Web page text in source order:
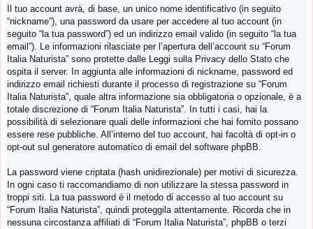
Il tuo account avrà, di base, un unico nome identificativo (in seguito
“nickname”), una password da usare per accedere al tuo account (in
seguito “la tua password”) ed un indirizzo email valido (in seguito “la tua
email”). Le informazioni rilasciate per l’apertura dell’account su “Forum
Italia Naturista” sono protette dalle Leggi sulla Privacy dello Stato che
ospita il server. In aggiunta alle informazioni di nickname, password ed
indirizzo email richiesti durante il processo di registrazione su “Forum
Italia Naturista”, quale altra informazione sia obbligatoria o opzionale, è a
totale discrezione di “Forum Italia Naturista”. In tutti i casi, hai la
possibilità di selezionare quali delle informazioni che hai fornito possano
essere rese pubbliche. All’interno del tuo account, hai facoltà di opt-in o
opt-out sul generatore automatico di email del software phpBB.
La password viene criptata (hash unidirezionale) per motivi di sicurezza.
In ogni caso ti raccomandiamo di non utilizzare la stessa password in
troppi siti. La tua password è il metodo di accesso al tuo account su
“Forum Italia Naturista”, quindi proteggila attentamente. Ricorda che in
nessuna circostanza affiliati di “Forum Italia Naturista”, phpBB o terzi